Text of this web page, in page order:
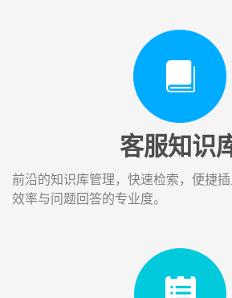
客服知识
前沿的知识库管理，快速检索，便捷
效率与问题回答的专业度。